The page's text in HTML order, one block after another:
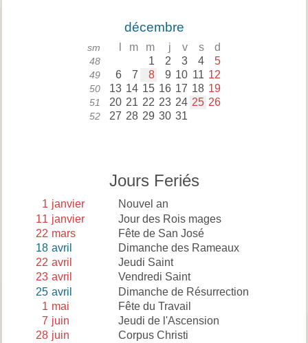
décembre
sm m m j v s d
48 1 2 3 4 5
49 6 7 8 9 10 11 12
50 13 14 15 16 17 18 19
51 20 21 22 23 24 25 26
52 27 28 29 30 31
Jours Feriés
1 janvier
Nouvel an
11 janvier
Jour des Rois mages
22 mars
Fête de San José
18 avril
Dimanche des Rameaux
22 avril
Jeudi Saint
23 avril
Vendredi Saint
25 avril
Dimanche de Résurrection
1 mai
Fête du Travail
7 juin
Jeudi de l'Ascension
28 juin
Corpus Christi